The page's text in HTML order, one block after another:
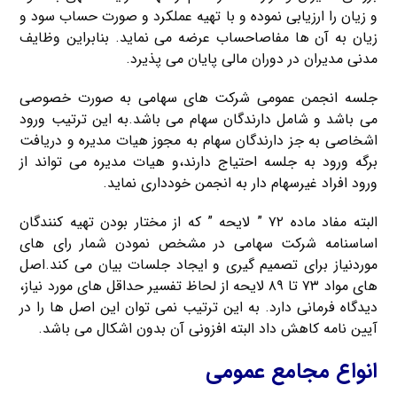
و زیان را ارزیابی نموده و با تهیه عملکرد و صورت حساب سود و
زیان به آن ها مفاصاحساب عرضه می نماید. بنابراین وظایف
مدنی مدیران در دوران مالی پایان می پذیرد.
جلسه انجمن عمومی شرکت های سهامی به صورت خصوصی
می باشد و شامل دارندگان سهام می باشد.به این ترتیب ورود
اشخاصی به جز دارندگان سهام به مجوز هیات مدیره و دریافت
برگه ورود به جلسه احتیاج دارند،و هیات مدیره می تواند از
ورود افراد غیرسهام دار به انجمن خودداری نماید.
البته مفاد ماده ۷۲ ” لایحه ” که از مختار بودن تهیه کنندگان
اساسنامه شرکت سهامی در مشخص نمودن شمار رای های
موردنیاز برای تصمیم گیری و ایجاد جلسات بیان می کند.اصل
های مواد ۷۳ تا ۸۹ لایحه از لحاظ تفسیر حداقل های مورد نیاز،
دیدگاه فرمانی دارد. به این ترتیب نمی توان این اصل ها را در
آیین نامه کاهش داد البته افزونی آن بدون اشکال می باشد.
انواع مجامع عمومی